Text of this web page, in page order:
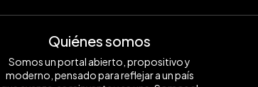
Quiénes somos
Somos un portal abierto, propositivo y
moderno, pensado para reflejar a un país